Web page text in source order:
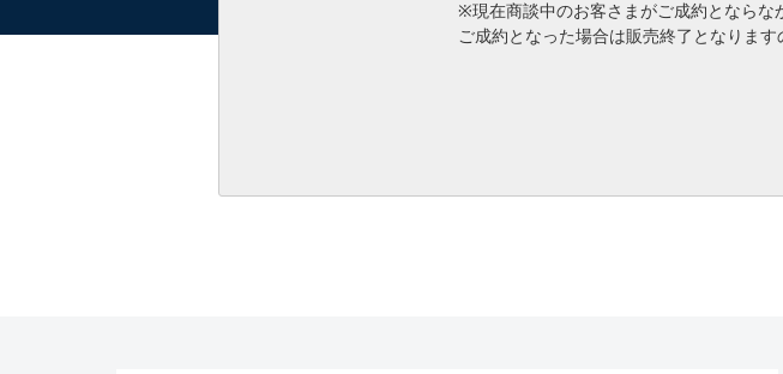
※現在商談中のお客さまがご成約とならな
ご成約となった場合は販売終了となります